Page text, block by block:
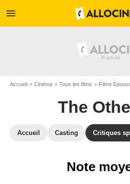
menu
Accueil Cinéma Tous les films Films
The
Accueil Casting Critiques
Note